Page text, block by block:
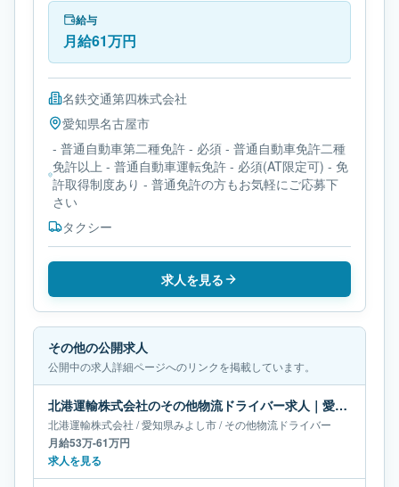
車第二種免許です。
給与
月給61万円
名鉄交通第四株式会社
愛知県名古屋市
- 普通自動車第二種免許 - 必須 - 普通自動車免許二種
免許以上 - 普通自動車運転免許 - 必須(AT限定可) - 免
許取得制度あり - 普通免許の方もお気軽にご応募下
さい
タクシー
求人を見る
その他の公開求人
公開中の求人詳細ページへのリンクを掲載しています。
北港運輸株式会社のその他物流ドライバー求人｜愛知県みよし市｜月給53万-61万円
北港運輸株式会社 /愛知県みよし市/その他物流ドライバー
月給53万-61万円
求人を見る